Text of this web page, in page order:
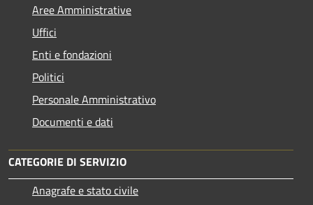
Aree Amministrative
Uffici
Enti e fondazioni
Politici
Personale Amministrativo
Documenti e dati
CATEGORIE DI SERVIZIO
Anagrafe e stato civile